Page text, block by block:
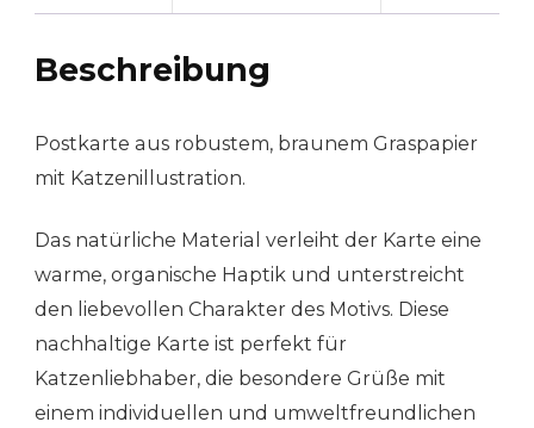
Beschreibung
Postkarte aus robustem, braunem Graspapier
mit Katzenillustration.
Das natürliche Material verleiht der Karte eine
warme, organische Haptik und unterstreicht
den liebevollen Charakter des Motivs. Diese
nachhaltige Karte ist perfekt für
Katzenliebhaber, die besondere Grüße mit
einem individuellen und umweltfreundlichen